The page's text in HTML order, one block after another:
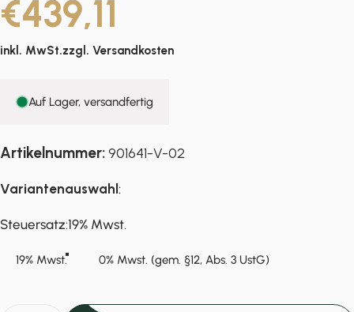
€439,11
inkl. MwSt.zzgl. Versandkosten
Auf Lager, versandfertig
Artikelnummer:901641-V-02
Variantenauswahl :
Steuersatz
Steuersatz:19% Mwst.
19% Mwst. 0% Mwst. (gem. §12, Abs. 3 UstG)